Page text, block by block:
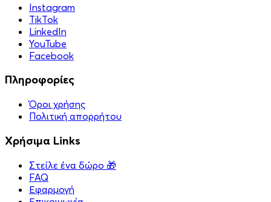
Instagram
TikTok
LinkedIn
YouTube
Facebook
Πληροφορίες
Όροι χρήσης
Πολιτική απορρήτου
Χρήσιμα Links
Στείλε ένα δώρο 🎁
FAQ
Εφαρμογή